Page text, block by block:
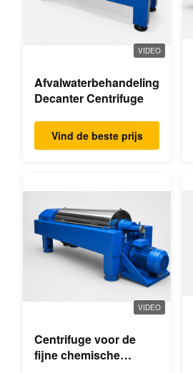
VIDEO
Afvalwaterbehandeling
Decanter Centrifuge
Vind de beste prijs
VIDEO
Centrifuge voor de
fijne chemische